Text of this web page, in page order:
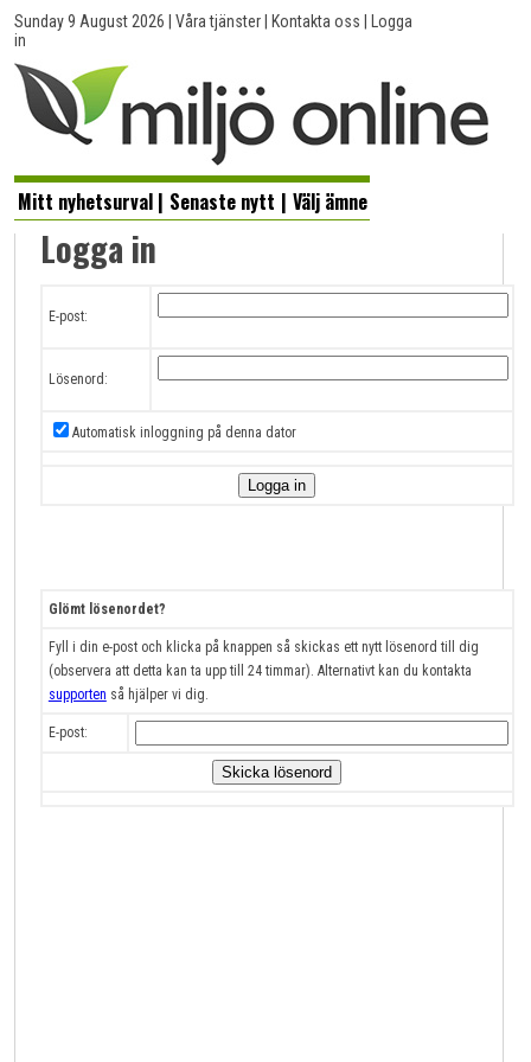
Sunday 9 August 2026 |Våra tjänster Kontakta oss
Logga
in
Mitt nyhetsurval | Senaste nytt | Välj ämne
Logga in
E-post:
Lösenord:
Automatisk inloggning på denna dator
Glömt lösenordet?
Fyll i din e-post och klicka på knappen så skickas ett nytt lösenord till dig
(observera att detta kan ta upp till 24 timmar). Alternativt kan du kontakta
supporten så hjälper vi dig.
E-post: